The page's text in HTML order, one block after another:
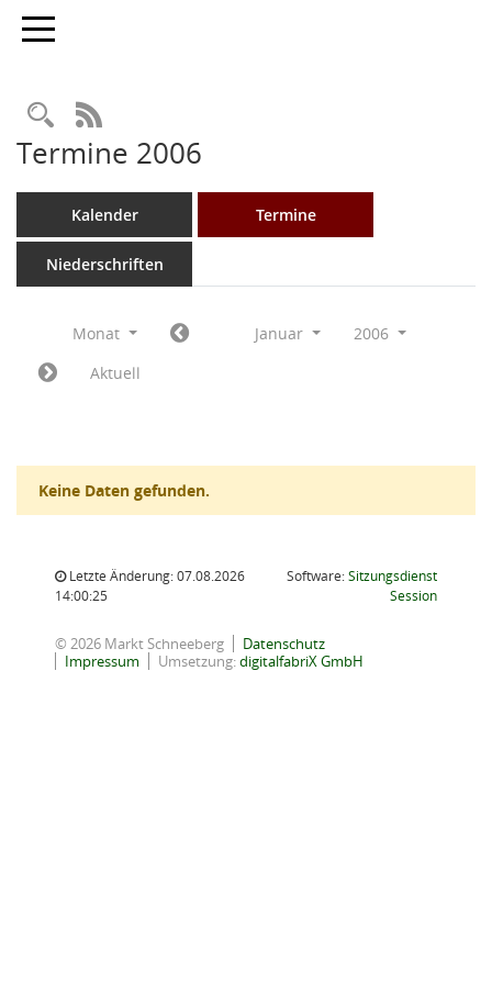
Toggle navigation
Rechercheauswahl
RSS-Feed
Termine 2006
Kalender Termine
Niederschriften
Monat Januar
2006
Aktuell
Keine Daten gefunden.
Letzte Änderung: 07.08.2026
14:00:25
Software:Sitzungsdienst
Session(Wird in
© 2026 Markt Schneeberg
Datenschutz
Impressum
Umsetzung:digitalfabriX GmbH